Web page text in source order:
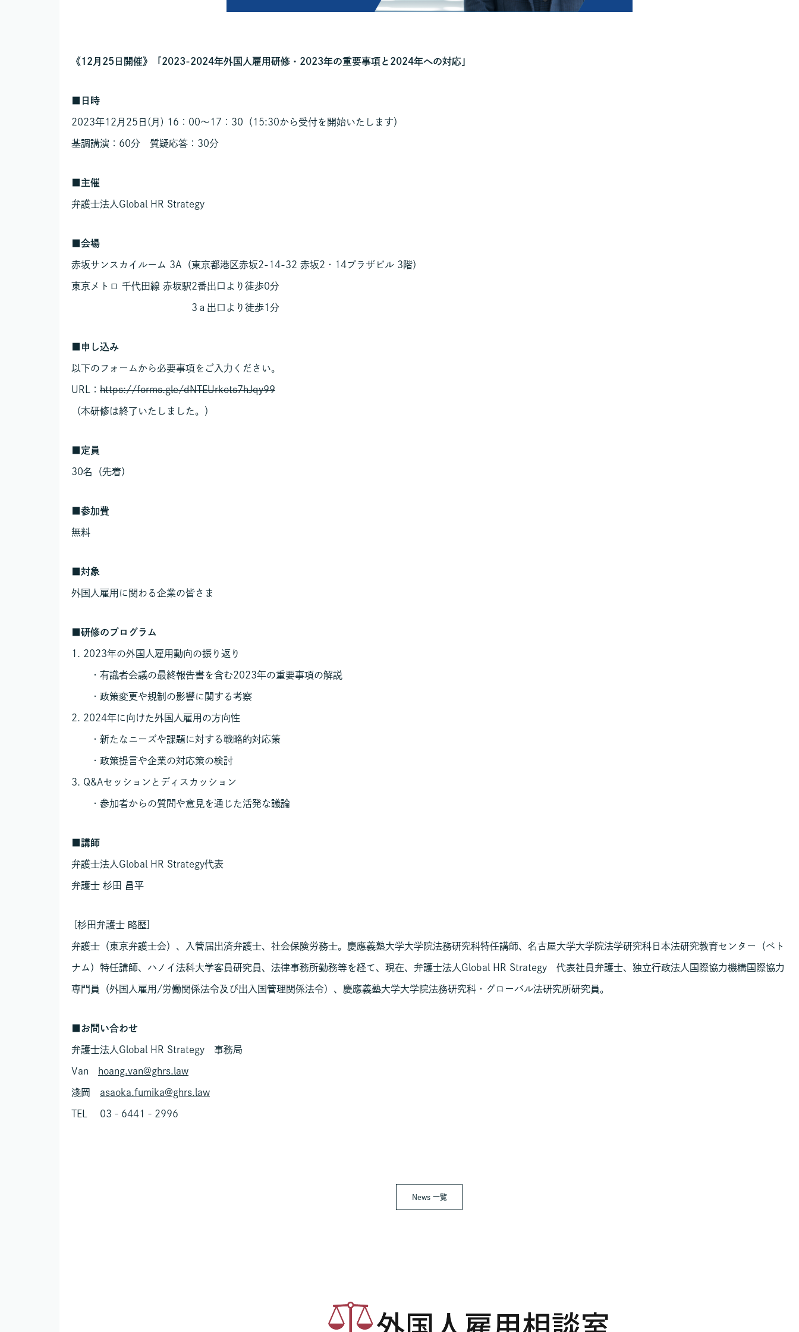
《12月25日開催》「2023-2024年外国人雇用研修・2023年の重要事項と2024年への対応」
日時
2023年12月25日(月) 16：00～17：30（15:30から受付を開始いたします）
基調講演：60分 質疑応答：30分
主催
弁護士法人Global HR Strategy
会場
赤坂サンスカイルーム 3A（東京都港区赤坂2-14-32 赤坂2・14プラザビル 3階）
東京メトロ 千代田線 赤坂駅2番出口より徒歩0分
3ａ出口より徒歩1分
申し込み
以下のフォームから必要事項をご入力ください。
URL： https://forms.gle/dNTEUrkots7hJqy99
（本研修は終了いたしました。）
定員
30名（先着）
参加費
無料
対象
外国人雇用に関わる企業の皆さま
■研修のプログラム
1. 2023年の外国人雇用動向の振り返り
・有識者会議の最終報告書を含む2023年の重要事項の解説
・政策変更や規制の影響に関する考察
2. 2024年に向けた外国人雇用の方向性
・新たなニーズや課題に対する戦略的対応策
・政策提言や企業の対応策の検討
3. Q&Aセッションとディスカッション
・参加者からの質問や意見を通じた活発な議論
講師
弁護士法人Global HR Strategy代表
弁護士 杉田 昌平
[杉田弁護士 略歴]
弁護士（東京弁護士会）、入管届出済弁護士、社会保険労務士。慶應義塾大学大学院法務研究科特任講師、名古屋大学大学院法学研究科日本法研究教育センター（ベト
ナム）特任講師、ハノイ法科大学客員研究員、法律事務所勤務等を経て、現在、弁護士法人Global HR Strategy 代表社員弁護士、独立行政法人国際協力機構国際協力
専門員（外国人雇用/労働関係法令及び出入国管理関係法令）、慶應義塾大学大学院法務研究科・グローバル法研究所研究員。
お問い合わせ
弁護士法人Global HR Strategy 事務局
Van hoang.van@ghrs.law
淺岡 asaoka.fumika@ghrs.law
TEL 03‐6441‐2996
News 一覧